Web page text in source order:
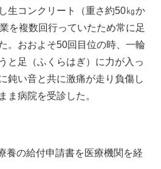
生コンクリート（重さ約50㎏か
を複数回行っていたため常に足
。おおよそ50回目位の時、一輪
と足（ふくらはぎ）に力が入っ
鈍い音と共に激痛が走り負傷し
ま病院を受診した。
養の給付申請書を医療機関を経